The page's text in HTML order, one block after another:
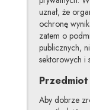
uznał, że
ochronę
zatem o
publicznych,
sektorowych i
Aby dobrze